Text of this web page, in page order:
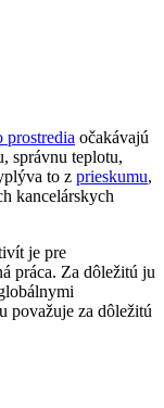
prostredia očakávajú
správnu teplotu,
to z prieskumu,
kancelárskych
je pre
práca. Za dôležitú ju
považuje za dôležitú